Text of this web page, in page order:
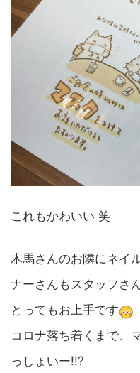
これもかわいい 笑
木馬さんのお隣にネイ
ナーさんもスタッフさ
とってもお上手です
コロナ落ち着くまで、
っしょいー!!?